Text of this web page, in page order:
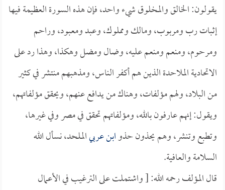
يقولون: الخالق والمخلوق شيء واحد، فإن هذه السورة العظيمة فيها
إثبات رب ومربوب، ومالك ومملوك، وعبد ومعبود، وراحم
ومرحوم، ومنعم ومنعم عليه، وضال ومضل وهكذا، وهذا رد على
الاتحادية الملاحدة الذين هم أكفر الناس، ومذهبهم منتشر في كثير
من البلاد، ولهم مؤلفات، وهناك من يدافع عنهم، ويحقق مؤلفاتهم،
ويقول: إنهم عارفون بالله، ومؤلفاتهم تحقق في مصر وفي غيرها،
وتطبع وتنشر، وهم يحذون حذوابن عربيالملحد، نسأل الله
السلامة والعافية.
قال المؤلف رحمه الله: [ واشتملت على الترغيب في الأعمال